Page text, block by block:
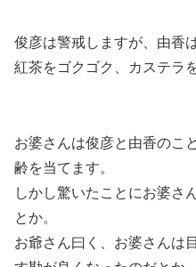
俊彦は警戒しますが、由香
紅茶をゴクゴク、カステラ
お婆さんは俊彦と由香のこ
齢を当てます。
しかし驚いたことにお婆さ
とか。
お爺さん曰く、お婆さんは